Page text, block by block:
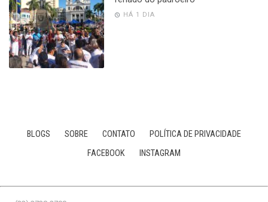
HÁ 1 DIA
BLOGS SOBRE CONTATO
POLÍTICA DE PRIVACIDADE
FACEBOOK
INSTAGRAM